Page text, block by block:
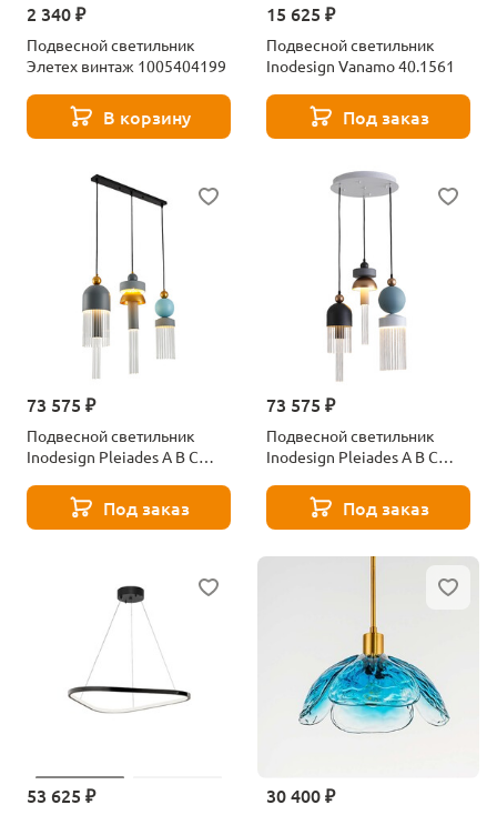
2 340 ₽
Подвесной светильник
Элетех винтаж 1005404199
В корзину
15 625 ₽
Подвесной светильник
Inodesign Vanamo 40.1561
Под заказ
73 575 ₽
Подвесной светильник
Inodesign Pleiades A B С
Под заказ
73 575 ₽
Подвесной светильник
Inodesign Pleiades A B С
Под заказ
53 625 ₽ 30 400 ₽